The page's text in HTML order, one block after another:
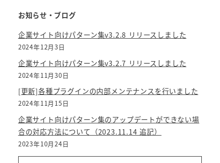
お知らせ・ブログ
企業サイト向けパターン集v3.2.8 リリースしました
2024年12月3日
企業サイト向けパターン集v3.2.7 リリースしました
2024年11月30日
[更新]各種プラグインの内部メンテナンスを行いました
2024年11月15日
企業サイト向けパターン集のアップデートができない場
合の対応方法について（2023.11.14 追記）
2023年10月24日